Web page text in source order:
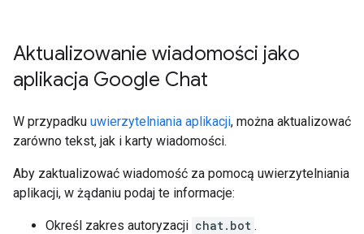
Aktualizowanie wiadomości jako
aplikacja Google Chat
W przypadku uwierzytelniania aplikacji, można aktualizować
zarówno tekst, jak i karty wiadomości.
Aby zaktualizować wiadomość za pomocą uwierzytelniania
aplikacji, w żądaniu podaj te informacje:
Określ zakres autoryzacji chat.bot .